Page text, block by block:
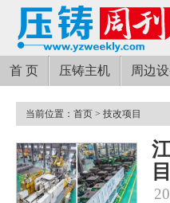
首 页 压铸主机 周边
当前位置： 首页 > 技改项目